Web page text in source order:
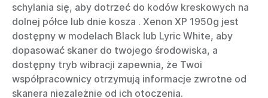
schylania się, aby dotrzeć do kodów kreskowych na
dolnej półce lub dnie kosza . Xenon XP 1950g jest
dostępny w modelach Black lub Lyric White, aby
dopasować skaner do twojego środowiska, a
dostępny tryb wibracji zapewnia, że Twoi
współpracownicy otrzymują informacje zwrotne od
skanera niezależnie od ich otoczenia.